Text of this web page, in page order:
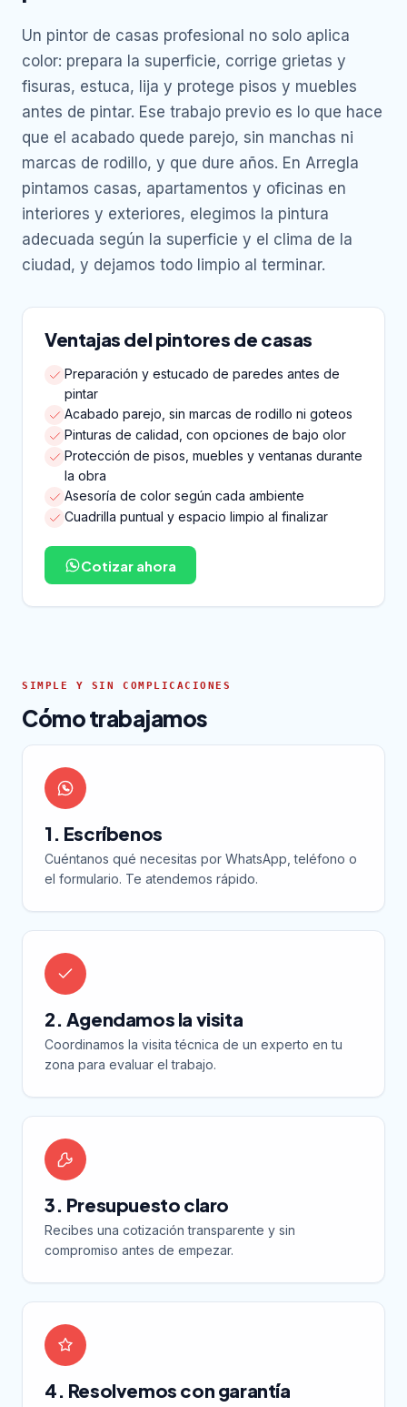
Un pintor de casas profesional no solo aplica
color: prepara la superficie, corrige grietas y
fisuras, estuca, lija y protege pisos y muebles
antes de pintar. Ese trabajo previo es lo que hace
que el acabado quede parejo, sin manchas ni
marcas de rodillo, y que dure años. En Arregla
pintamos casas, apartamentos y oficinas en
interiores y exteriores, elegimos la pintura
adecuada según la superficie y el clima de la
ciudad, y dejamos todo limpio al terminar.
Ventajas del pintores de casas
Preparación y estucado de paredes antes de
pintar
Acabado parejo, sin marcas de rodillo ni goteos
Pinturas de calidad, con opciones de bajo olor
Protección de pisos, muebles y ventanas durante
la obra
Asesoría de color según cada ambiente
Cuadrilla puntual y espacio limpio al finalizar
Cotizar ahora
SIMPLE Y SIN COMPLICACIONES
Cómo trabajamos
1. Escríbenos
Cuéntanos qué necesitas por WhatsApp, teléfono o
el formulario. Te atendemos rápido.
2. Agendamos la visita
Coordinamos la visita técnica de un experto en tu
zona para evaluar el trabajo.
3. Presupuesto claro
Recibes una cotización transparente y sin
compromiso antes de empezar.
4. Resolvemos con garantía